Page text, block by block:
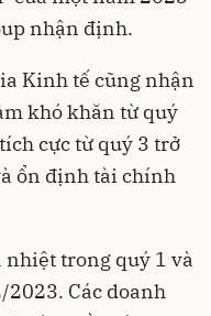
nhận định.
Kinh tế cũng nhận
khó khăn từ quý
cực từ quý 3 trở
ổn định tài chính
nhiệt trong quý 1 và
Các doanh